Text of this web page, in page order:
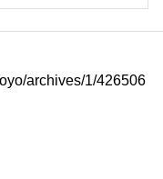
archives/1/426506